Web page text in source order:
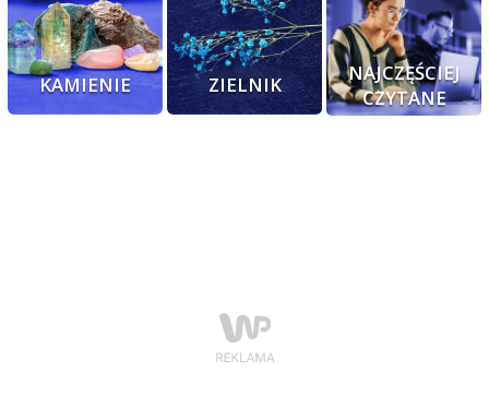
KAMIENIE ZIELNIK
NAJCZĘŚCIEJ
CZYTANE